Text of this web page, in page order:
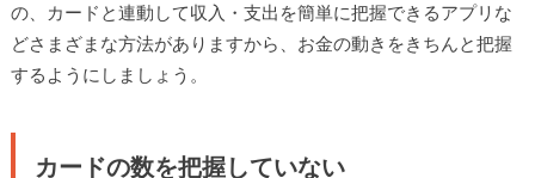
の、カードと連動して収入・支出を簡単に把握できるアプリな
どさまざまな方法がありますから、お金の動きをきちんと把握
するようにしましょう。
カードの数を把握していない